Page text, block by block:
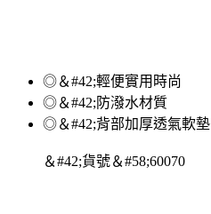
◎＆#42;輕便實用時尚
◎＆#42;防潑水材質
◎＆#42;背部加厚透氣軟墊
＆#42;貨號＆#58;60070